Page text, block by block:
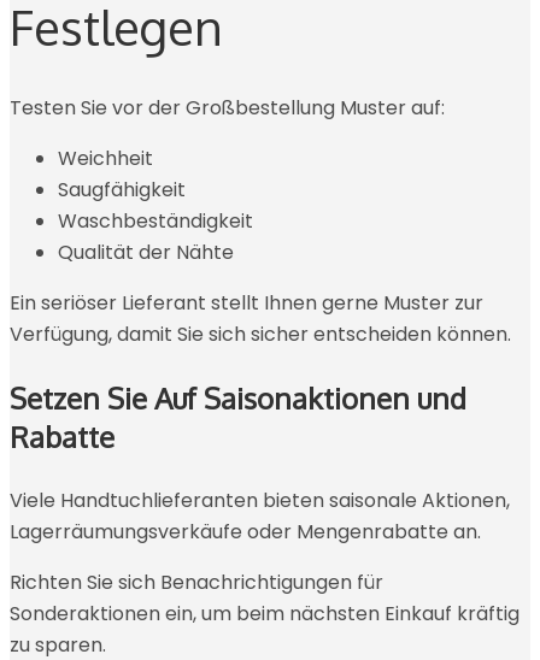
Festlegen
Testen Sie vor der Großbestellung Muster auf:
Weichheit
Saugfähigkeit
Waschbeständigkeit
Qualität der Nähte
Ein seriöser Lieferant stellt Ihnen gerne Muster zur
Verfügung, damit Sie sich sicher entscheiden können.
Setzen Sie Auf Saisonaktionen und
Rabatte
Viele Handtuchlieferanten bieten saisonale Aktionen,
Lagerräumungsverkäufe oder Mengenrabatte an.
Richten Sie sich Benachrichtigungen für
Sonderaktionen ein, um beim nächsten Einkauf kräftig
zu sparen.